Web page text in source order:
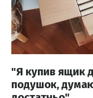
"Я купив ящик
подушок,